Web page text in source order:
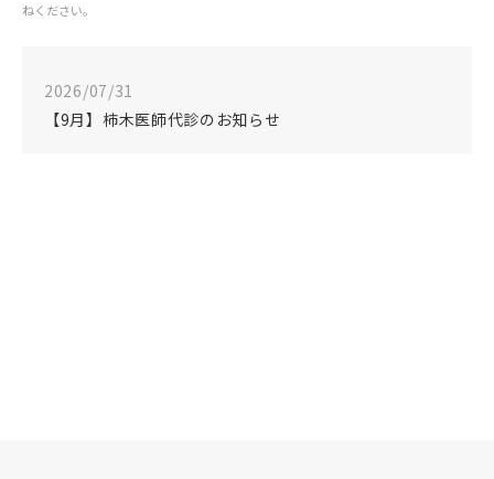
ねください。
2026/07/31
【9月】柿木医師代診のお知らせ